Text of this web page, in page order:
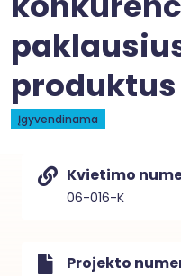
Įgyvendinama
Kvietimo
06-016-K
Projekto